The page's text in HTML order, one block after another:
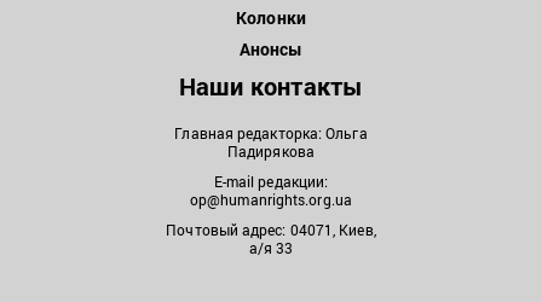
Колонки
Анонсы
Наши контакты
Главная редакторка: Ольга
Падирякова
E-mail редакции:
op@humanrights.org.ua
Почтовый адрес: 04071, Киев,
а/я 33